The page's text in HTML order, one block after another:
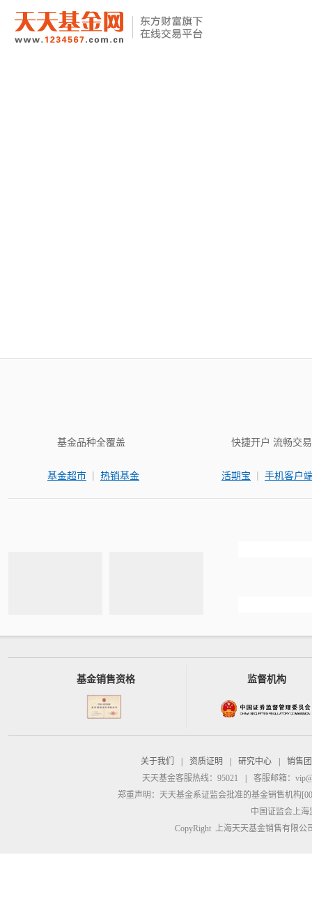
基金品种全覆盖
基金超市 | 热销基金
快捷开户 流畅交易
活期宝 | 手机客户
基金销售资格 监督机构
关于我们 资质证明 研究中心
销售
天天基金客服热线：95021
客服邮箱：
郑重声明： 天天基金系证监会批准的基金销售机构
中国证监会上
CopyRight 上海天天基金销售有限